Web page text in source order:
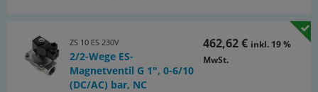
ZS 10 ES 230V
2/2-Wege ES-
Magnetventil G 1", 0-6/10
(DC/AC) bar, NC
462,62 € inkl. 19 %
MwSt.